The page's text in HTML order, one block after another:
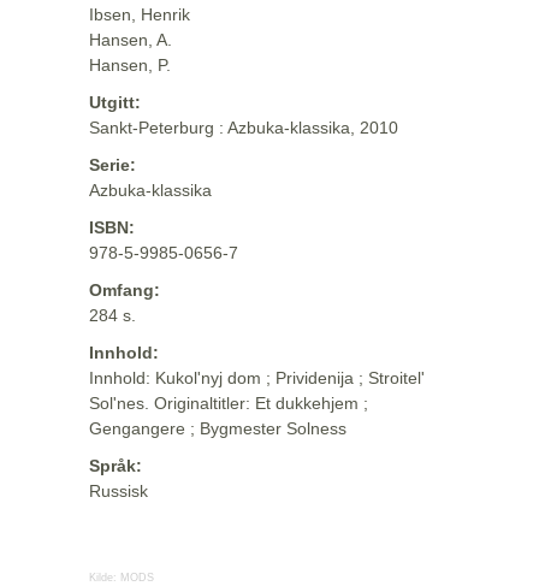
Ibsen, Henrik
Hansen, A.
Hansen, P.
Utgitt:
Sankt-Peterburg : Azbuka-klassika, 2010
Serie:
Azbuka-klassika
ISBN:
978-5-9985-0656-7
Omfang:
284 s.
Innhold:
Innhold: Kukol'nyj dom ; Prividenija ; Stroitel'
Sol'nes. Originaltitler: Et dukkehjem ;
Gengangere ; Bygmester Solness
Språk:
Russisk
Kilde: MODS